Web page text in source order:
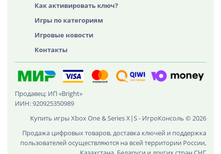
Как активировать ключ?
Игры по категориям
Игровые новости
Контакты
Продавец: ИП «Bright»
ИИН: 920925350989
Купить игры Xbox One & Series X|S - ИгроКонсоль © 2026
Продажа цифровых товаров, доставка ключей и поддержка
пользователей осуществляются на всей территории России,